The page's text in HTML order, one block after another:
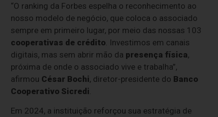
“O ranking da Forbes espelha o reconhecimento ao
nosso modelo de negócio, que coloca o associado
sempre em primeiro lugar, por meio das nossas 103
cooperativas de crédito . Investimos em canais
digitais, mas sem abrir mão da presença física,
próxima de onde o associado vive e trabalha”,
afirmou César Bochi, diretor-presidente do Banco
Cooperativo Sicredi
Em 2024, a instituição reforçou sua estratégia de